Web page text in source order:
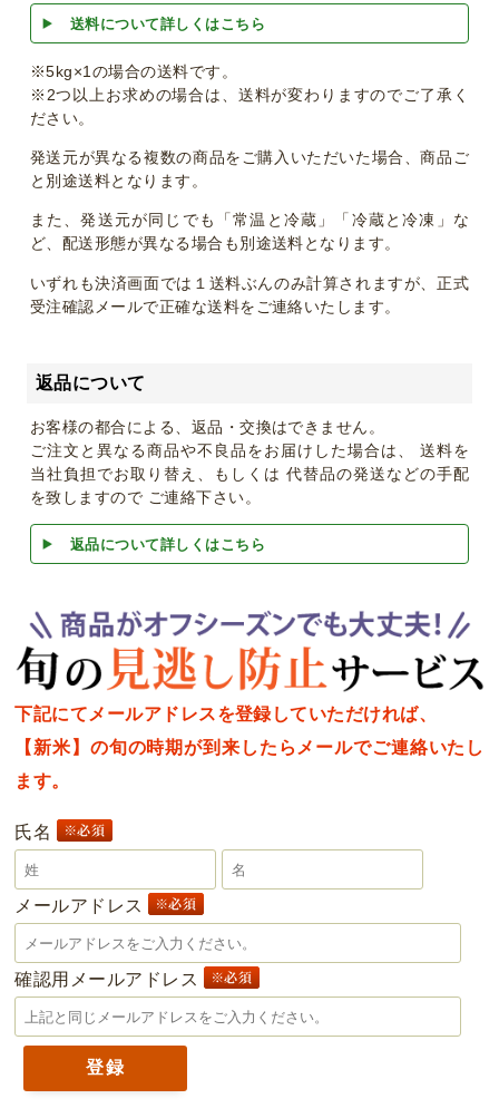
送料について詳しくはこちら
※5kg×1の場合の送料です。
※2つ以上お求めの場合は、送料が変わりますのでご了承く
ださい。
発送元が異なる複数の商品をご購入いただいた場合、商品ご
と別途送料となります。
また、発送元が同じでも「常温と冷蔵」「冷蔵と冷凍」な
ど、配送形態が異なる場合も別途送料となります。
いずれも決済画面では１送料ぶんのみ計算されますが、正式
受注確認メールで正確な送料をご連絡いたします。
返品について
お客様の都合による、返品・交換はできません。
ご注文と異なる商品や不良品をお届けした場合は、 送料を
当社負担でお取り替え、もしくは 代替品の発送などの手配
を致しますので ご連絡下さい。
返品について詳しくはこちら
下記にてメールアドレスを登録していただければ、
【新米】の旬の時期が到来したらメールでご連絡いたし
ます。
氏名
メールアドレス
確認用メールアドレス